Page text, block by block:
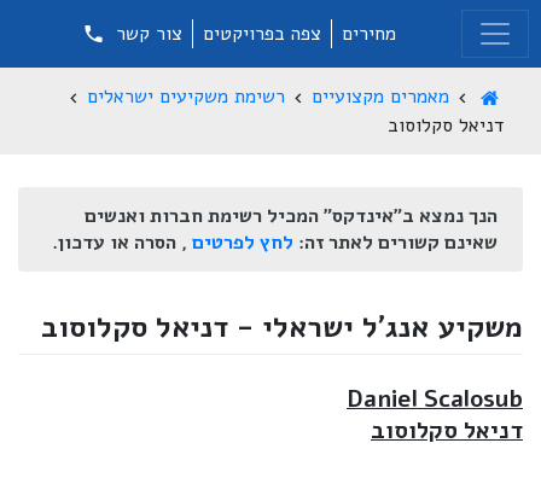
מחירים צפה בפרויקטים צור קשר
מאמרים מקצועיים
רשימת משקיעים ישראלים
דניאל סקלוסוב
הנך נמצא ב"אינדקס" המכיל רשימת חברות ואנשים
שאינם קשורים לאתר זה: לחץ לפרטים , הסרה או עדכון.
משקיע אנג'ל ישראלי - דניאל סקלוסוב
Daniel Scalosub
דניאל סקלוסוב